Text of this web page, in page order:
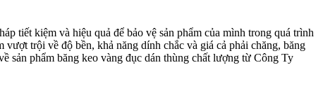
tiết kiệm và hiệu quả để bảo vệ sản phẩm của mình trong quá trình
trội về độ bền, khả năng dính chắc và giá cả phải chăng, băng
sản phẩm băng keo vàng đục dán thùng chất lượng từ Công Ty